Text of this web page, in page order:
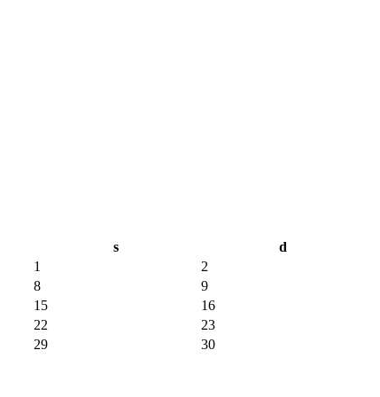
s
d
1
2
8
9
15
16
22
23
29
30